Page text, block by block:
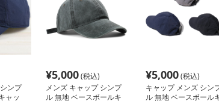
ンプ
ャッ
¥5,000(税込)
メンズ キャップ シンプ
ル 無地 ベースボールキ
¥5,000(税込)
キャップ メンズ シン
ル 無地 ベースボール